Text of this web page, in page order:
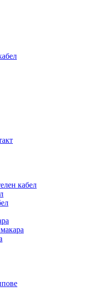
кабел